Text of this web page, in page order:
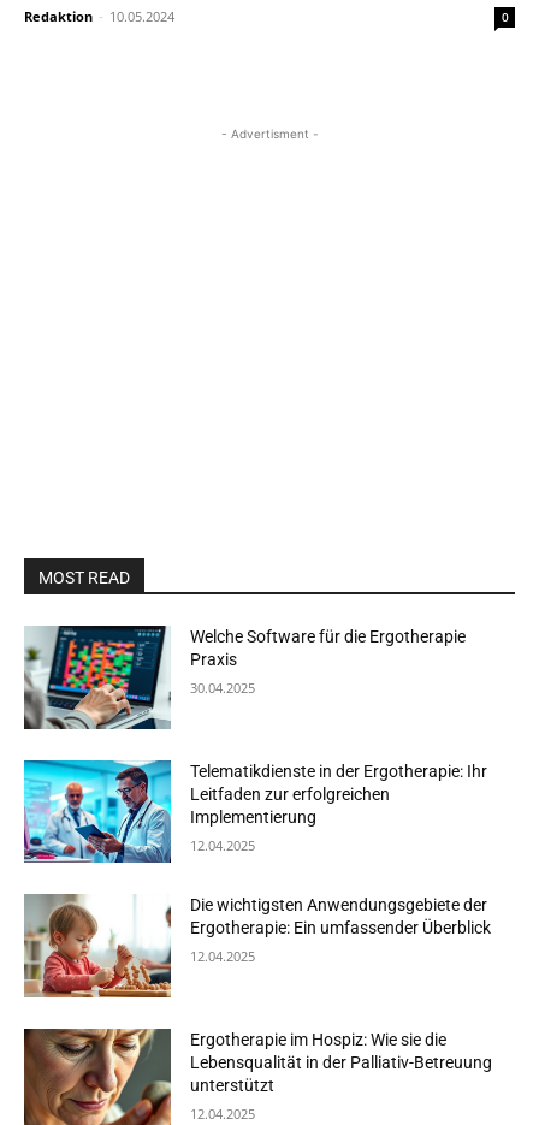
Redaktion - 10.05.2024 0
- Advertisment -
MOST READ
Welche Software für die Ergotherapie
Praxis
30.04.2025
Telematikdienste in der Ergotherapie: Ihr
Leitfaden zur erfolgreichen
Implementierung
12.04.2025
Die wichtigsten Anwendungsgebiete der
Ergotherapie: Ein umfassender Überblick
12.04.2025
Ergotherapie im Hospiz: Wie sie die
Lebensqualität in der Palliativ-Betreuung
unterstützt
12.04.2025